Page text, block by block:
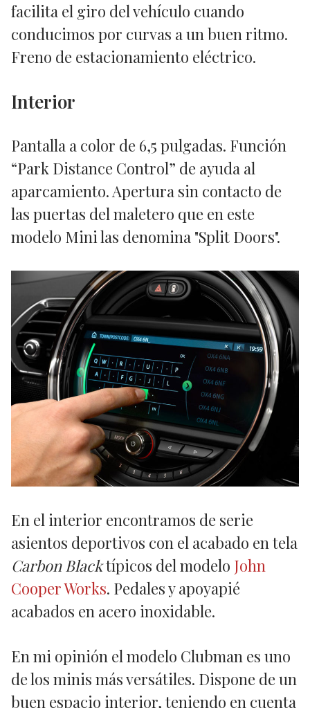
facilita el giro del vehículo cuando
conducimos por curvas a un buen ritmo.
Freno de estacionamiento eléctrico.
Interior
Pantalla a color de 6,5 pulgadas. Función
“Park Distance Control” de ayuda al
aparcamiento. Apertura sin contacto de
las puertas del maletero que en este
modelo Mini las denomina "Split Doors".
En el interior encontramos de serie
asientos deportivos con el acabado en tela
Carbon Blacktípicos del modelo John
Cooper Works. Pedales y apoyapié
acabados en acero inoxidable.
En mi opinión el modelo Clubman es uno
de los minis más versátiles. Dispone de un
buen espacio interior, teniendo en cuenta